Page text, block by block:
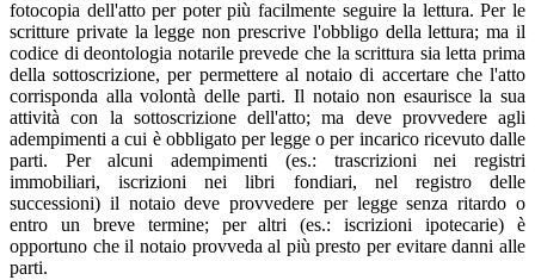
fotocopia dell'atto per poter più facilmente seguire la lettura. Per le
scritture private la legge non prescrive l'obbligo della lettura; ma il
codice di deontologia notarile prevede che la scrittura sia letta prima
della sottoscrizione, per permettere al notaio di accertare che l'atto
corrisponda alla volontà delle parti. Il notaio non esaurisce la sua
attività con la sottoscrizione dell'atto; ma deve provvedere agli
adempimenti a cui è obbligato per legge o per incarico ricevuto dalle
parti. Per alcuni adempimenti (es.: trascrizioni nei registri
immobiliari, iscrizioni nei libri fondiari, nel registro delle
successioni) il notaio deve provvedere per legge senza ritardo o
entro un breve termine; per altri (es.: iscrizioni ipotecarie) è
opportuno che il notaio provveda al più presto per evitare danni alle
parti.